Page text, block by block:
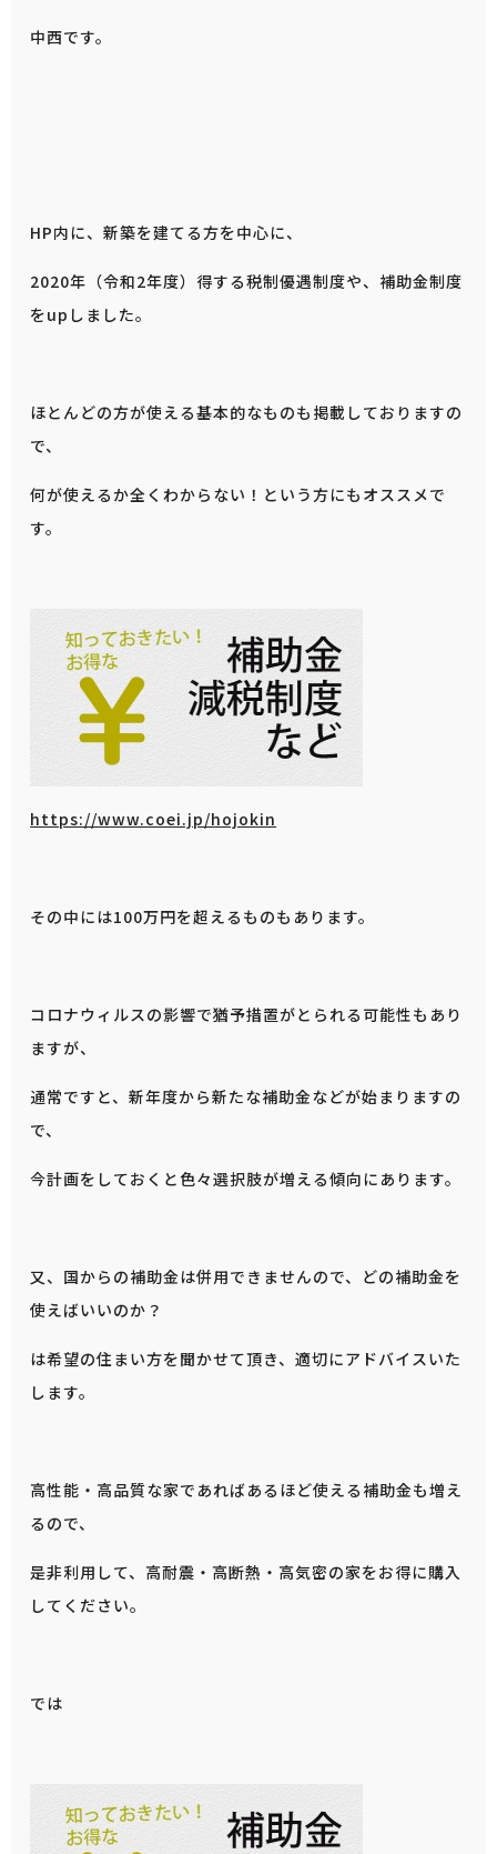
中西です。
HP内に、新築を建てる方を中心に、
2020年（令和2年度）得する税制優遇制度や、補助金制度
をupしました。
ほとんどの方が使える基本的なものも掲載しておりますの
で、
何が使えるか全くわからない！という方にもオススメで
す。
https://www.coei.jp/hojokin
その中には100万円を超えるものもあります。
コロナウィルスの影響で猶予措置がとられる可能性もあり
ますが、
通常ですと、新年度から新たな補助金などが始まりますの
で、
今計画をしておくと色々選択肢が増える傾向にあります。
又、国からの補助金は併用できませんので、どの補助金を
使えばいいのか？
は希望の住まい方を聞かせて頂き、適切にアドバイスいた
します。
高性能・高品質な家であればあるほど使える補助金も増え
るので、
是非利用して、高耐震・高断熱・高気密の家をお得に購入
してください。
では